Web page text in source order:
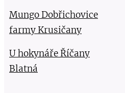
Mungo Dobřichovice
farmy Krusičany
U hokynáře Říčany
Blatná